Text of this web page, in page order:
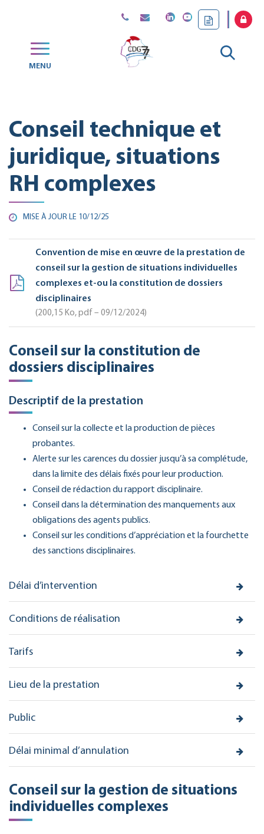
MENU
Aller
Conseil technique et
juridique, situations
RH complexes
MISE À JOUR LE 10/12/25
Convention de mise en œuvre de la prestation de
conseil sur la gestion de situations individuelles
complexes et-ou la constitution de dossiers
disciplinaires
200,15 Ko, pdf – 09/12/2024
Conseil sur la constitution de
dossiers disciplinaires
Descriptif de la prestation
Conseil sur la collecte et la production de pièces
probantes.
Alerte sur les carences du dossier jusqu’à sa complétude,
dans la limite des délais fixés pour leur production.
Conseil de rédaction du rapport disciplinaire.
Conseil dans la détermination des manquements aux
obligations des agents publics.
Conseil sur les conditions d’appréciation et la fourchette
des sanctions disciplinaires.
Délai d’intervention
Conditions de réalisation
Tarifs
Lieu de la prestation
Public
Délai minimal d’annulation
Conseil sur la gestion de situations
individuelles complexes